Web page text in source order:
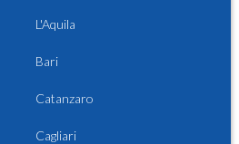
L'Aquila
Bari
Catanzaro
Cagliari